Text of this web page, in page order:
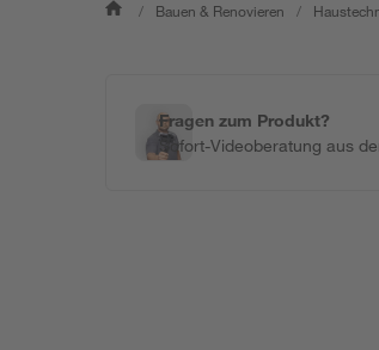
/ Bauen & Renovieren /
Fragen zum Produkt?
Sofort-Videoberatung aus